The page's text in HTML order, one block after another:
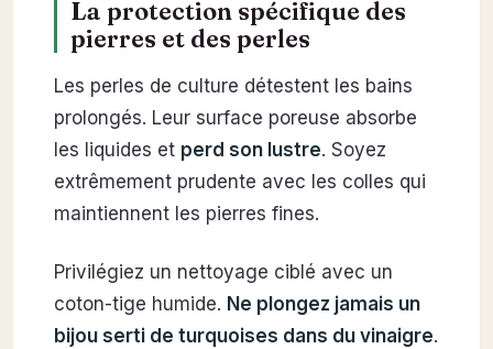
La protection spécifique des
pierres et des perles
Les perles de culture détestent les bains
prolongés. Leur surface poreuse absorbe
les liquides et perd son lustre. Soyez
extrêmement prudente avec les colles qui
maintiennent les pierres fines.
Privilégiez un nettoyage ciblé avec un
coton-tige humide. Ne plongez jamais un
bijou serti de turquoises dans du vinaigre.